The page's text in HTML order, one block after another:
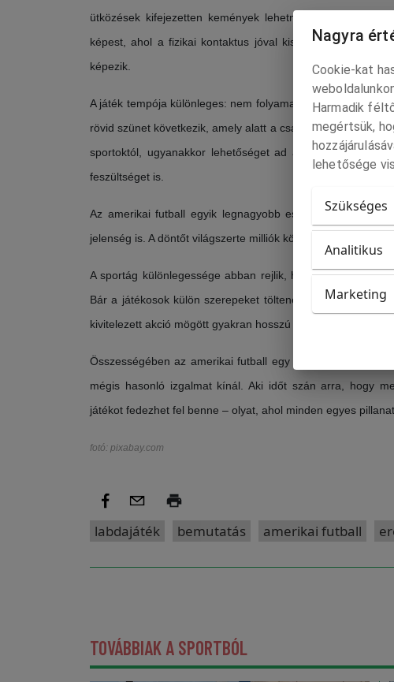
ütközések kifejezetten kemények lehetnek. Ez jelentős
képest, ahol a fizikai kontaktus jóval kisebb szerepet
képezik.
A játék tempója különleges: nem folyamatos, hanem
rövid szünet következik, amely alatt a csapatok új taktikát
sportoktól, ugyanakkor lehetőséget ad a nézőknek arra,
feszültséget is.
Az amerikai futball egyik legnagyobb eseménye a Super
jelenség is. A döntőt világszerte milliók követik, és sokak
A sportág különlegessége abban rejlik, hogy egyszerre
Bár a játékosok külön szerepeket töltenek be, a sikerhez
kivitelezett akció mögött gyakran hosszú felkészülés és
Összességében az amerikai futball egy összetett, taktikai
mégis hasonló izgalmat kínál. Aki időt szán arra, hogy
játékot fedezhet fel benne – olyat, ahol minden egyes
fotó: pixabay.com
labdajáték bemutatás amerikai futball
TOVÁBBIAK A SPORTBÓL
Nagyra
Cookie-kat
Harmadik
megértsük,
lehetősége
Szükséges
Analitikus
Marketing